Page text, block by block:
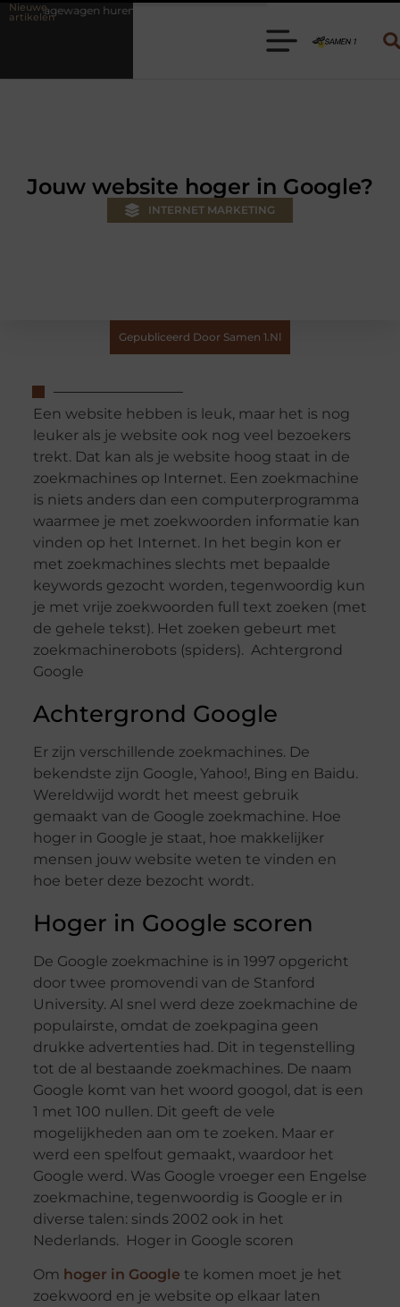
Nieuwe
artikelen
Kies de juiste aanhanger voor jouw klus
Jouw website hoger in Google?
INTERNET MARKETING
Gepubliceerd Door Samen 1.nl
Een website hebben is leuk, maar het is nog
leuker als je website ook nog veel bezoekers
trekt. Dat kan als je website hoog staat in de
zoekmachines op Internet. Een zoekmachine
is niets anders dan een computerprogramma
waarmee je met zoekwoorden informatie kan
vinden op het Internet. In het begin kon er
met zoekmachines slechts met bepaalde
keywords gezocht worden, tegenwoordig kun
je met vrije zoekwoorden full text zoeken (met
de gehele tekst). Het zoeken gebeurt met
zoekmachinerobots (spiders). Achtergrond
Google
Achtergrond Google
Er zijn verschillende zoekmachines. De
bekendste zijn Google, Yahoo!, Bing en Baidu.
Wereldwijd wordt het meest gebruik
gemaakt van de Google zoekmachine. Hoe
hoger in Google je staat, hoe makkelijker
mensen jouw website weten te vinden en
hoe beter deze bezocht wordt.
Hoger in Google scoren
De Google zoekmachine is in 1997 opgericht
door twee promovendi van de Stanford
University. Al snel werd deze zoekmachine de
populairste, omdat de zoekpagina geen
drukke advertenties had. Dit in tegenstelling
tot de al bestaande zoekmachines. De naam
Google komt van het woord googol, dat is een
1 met 100 nullen. Dit geeft de vele
mogelijkheden aan om te zoeken. Maar er
werd een spelfout gemaakt, waardoor het
Google werd. Was Google vroeger een Engelse
zoekmachine, tegenwoordig is Google er in
diverse talen: sinds 2002 ook in het
Nederlands. Hoger in Google scoren
Om hoger in Google te komen moet je het
zoekwoord en je website op elkaar laten